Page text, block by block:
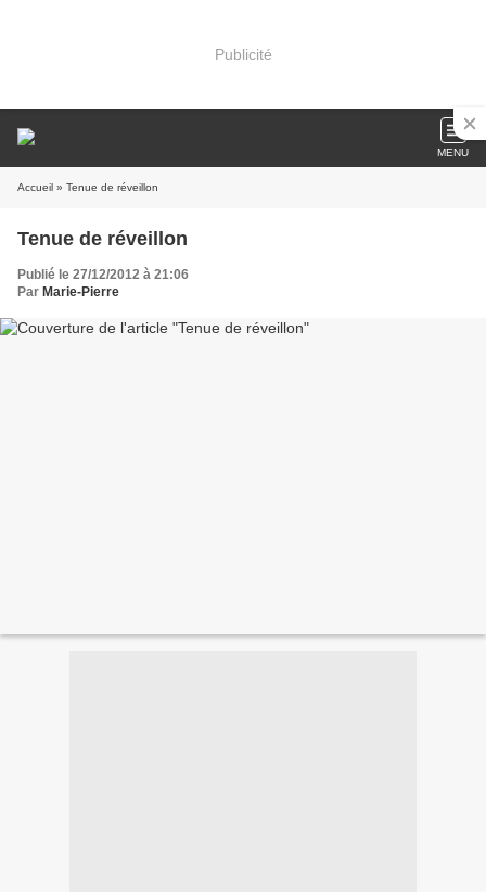
Publicité
MENU
Accueil » Tenue de réveillon
Tenue de réveillon
Publié le 27/12/2012 à 21:06
Par Marie-Pierre